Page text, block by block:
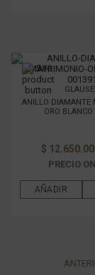
ANILLO DIAMANTE
ORO BLANCO
$
PRECIO
AÑADIR